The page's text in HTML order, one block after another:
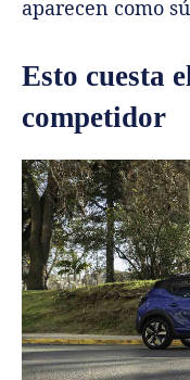
aparecen como
Esto cuesta
competidor